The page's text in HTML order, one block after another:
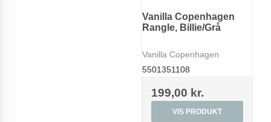
Vanilla Copenhagen
Rangle, Billie/Grå
Vanilla Copenhagen
5501351108
199,00 kr.
VIS PRODUKT